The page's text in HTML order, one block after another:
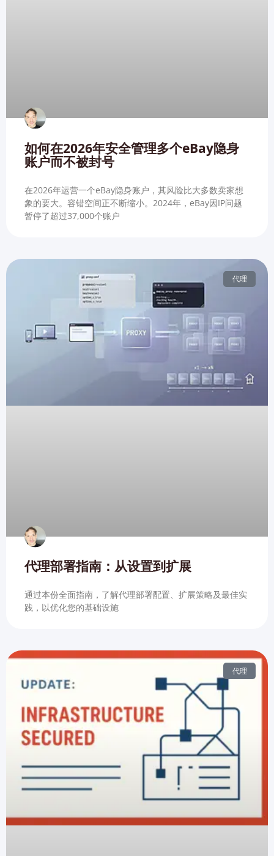
如何在2026年安全管理多个eBay隐身
账户而不被封号
在2026年运营一个eBay隐身账户，其风险比大多数卖家想
象的要大。容错空间正不断缩小。2024年，eBay因IP问题
暂停了超过37,000个账户
代理
代理部署指南：从设置到扩展
通过本份全面指南，了解代理部署配置、扩展策略及最佳实
践，以优化您的基础设施
代理